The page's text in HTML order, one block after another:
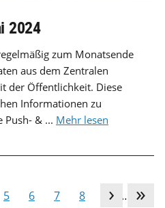
2024
zum Monatsende
aus dem Zentralen
der Öffentlichkeit. Diese
Informationen zu
Push- & ... Mehr lesen
5 6 7 8 9 …